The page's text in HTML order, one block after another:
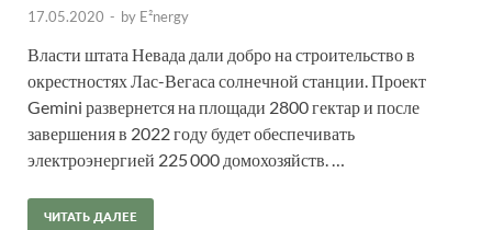
17.05.2020 - by E²nergy
Власти штата Невада дали добро на строительство в
окрестностях Лас-Вегаса солнечной станции. Проект
Gemini развернется на площади 2800 гектар и после
завершения в 2022 году будет обеспечивать
электроэнергией 225 000 домохозяйств. …
ЧИТАТЬ ДАЛЕЕ